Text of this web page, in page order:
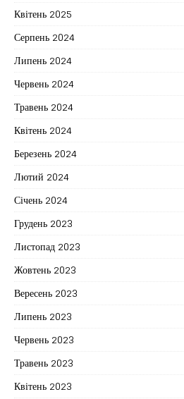
Квітень 2025
Серпень 2024
Липень 2024
Червень 2024
Травень 2024
Квітень 2024
Березень 2024
Лютий 2024
Січень 2024
Грудень 2023
Листопад 2023
Жовтень 2023
Вересень 2023
Липень 2023
Червень 2023
Травень 2023
Квітень 2023